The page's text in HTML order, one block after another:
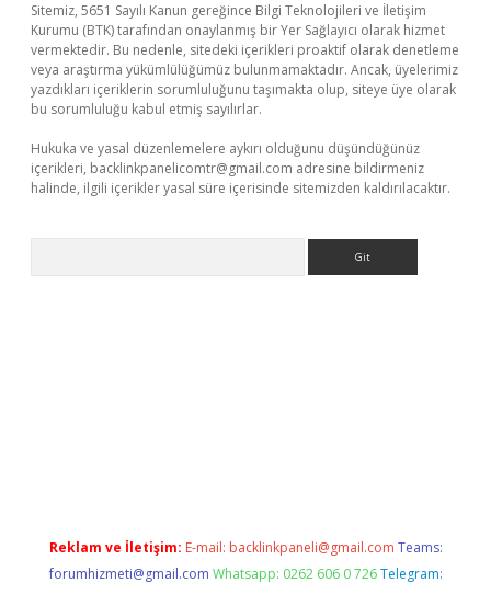
Sitemiz, 5651 Sayılı Kanun gereğince Bilgi Teknolojileri ve İletişim
Kurumu (BTK) tarafından onaylanmış bir Yer Sağlayıcı olarak hizmet
vermektedir. Bu nedenle, sitedeki içerikleri proaktif olarak denetleme
veya araştırma yükümlülüğümüz bulunmamaktadır. Ancak, üyelerimiz
yazdıkları içeriklerin sorumluluğunu taşımakta olup, siteye üye olarak
bu sorumluluğu kabul etmiş sayılırlar.
Hukuka ve yasal düzenlemelere aykırı olduğunu düşündüğünüz
içerikleri, backlinkpanelicomtr@gmail.com adresine bildirmeniz
halinde, ilgili içerikler yasal süre içerisinde sitemizden kaldırılacaktır.
Reklam ve İletişim: E-mail: backlinkpaneli@gmail.com Teams:
forumhizmeti@gmail.com Whatsapp: 0262 606 0 726 Telegram: